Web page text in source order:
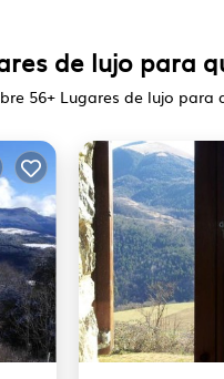
de lujo para
56+ Lugares de lujo para